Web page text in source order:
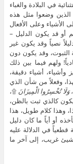
في البلادة والغباء
الذين وضعوا مثل هذه
الأشياء وعلى الأفعال
أو قد يكون الدليل –
نصياً وقد يكون غير
الثبوت، وقد يكون دون
ولهم فيما بين ذلك
أشياء دقيقة،
وفعلاً من شأن الذي
وَلَا تُخْسِرُوا الْمِيزَانَ۩،
كالذي ثبت بالظن،
وهذا كلام طويل، هذا
أو أياً ما كان دليل
في الدلالة عليه
غريب، إلى آخر ما